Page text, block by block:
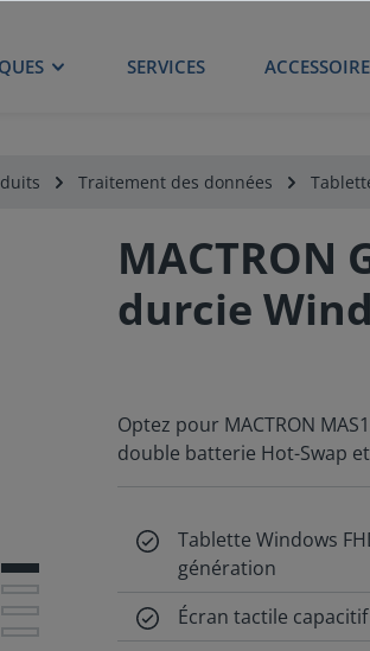
SERVICES
Traitement des données
MACTRON
durcie
Optez pour MACTRON
double batterie Hot-Swap
Tablette Windows
génération
Écran tactile